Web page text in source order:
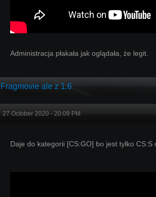
Administracja płakała jak oglądała, że legit.
Fragmovie ale z 1.6
27 October 2020 - 20:09 PM
Daje do kategorii [CS:GO] bo jest tylko CS:S